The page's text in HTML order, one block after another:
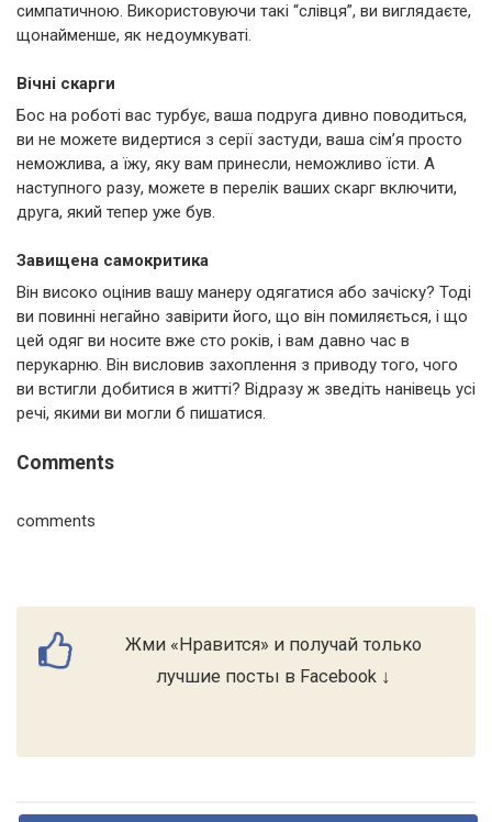
симпатичною. Використовуючи такі “слівця”, ви виглядаєте,
щонайменше, як недоумкуваті.
Вічні скарги
Бос на роботі вас турбує, ваша подруга дивно поводиться,
ви не можете видертися з серії застуди, ваша сім’я просто
неможлива, а їжу, яку вам принесли, неможливо їсти. А
наступного разу, можете в перелік ваших скарг включити,
друга, який тепер уже був.
Завищена самокритика
Він високо оцінив вашу манеру одягатися або зачіску? Тоді
ви повинні негайно завірити його, що він помиляється, і що
цей одяг ви носите вже сто років, і вам давно час в
перукарню. Він висловив захоплення з приводу того, чого
ви встигли добитися в житті? Відразу ж зведіть нанівець усі
речі, якими ви могли б пишатися.
Comments
comments
Жми «Нравится» и получай только
лучшие посты в Facebook ↓